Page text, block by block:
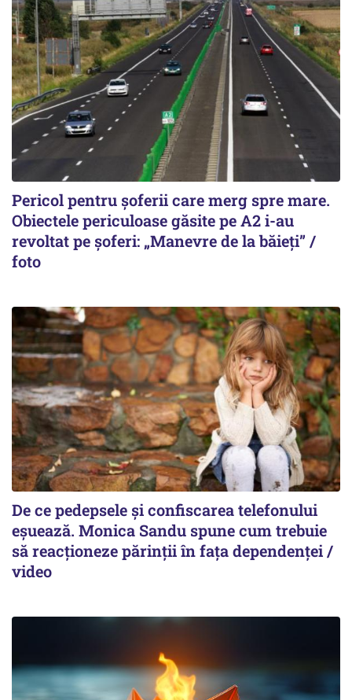
Pericol pentru șoferii care merg spre mare.
Obiectele periculoase găsite pe A2 i-au
revoltat pe șoferi: „Manevre de la băieți” /
foto
De ce pedepsele și confiscarea telefonului
eșuează. Monica Sandu spune cum trebuie
să reacționeze părinții în fața dependenței /
video